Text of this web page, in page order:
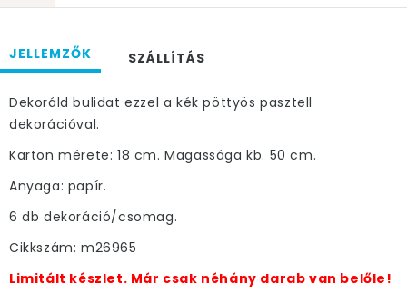
JELLEMZŐK SZÁLLÍTÁS
Dekoráld bulidat ezzel a kék pöttyös pasztell
dekorációval.
Karton mérete: 18 cm. Magassága kb. 50 cm.
Anyaga: papír.
6 db dekoráció/csomag.
Cikkszám: m26965
Limitált készlet. Már csak néhány darab van belőle!